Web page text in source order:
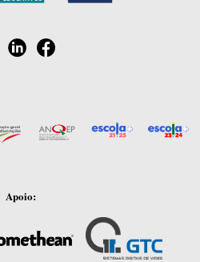
Apoio: